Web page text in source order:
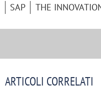
SAP THE
ARTICOLI CORRELATI